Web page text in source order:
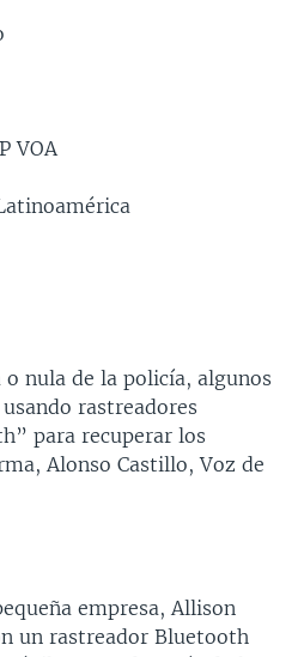
VOA
nula de la policía, algunos
rastreadores
para recuperar los
Alonso Castillo, Voz de
empresa, Allison
un rastreador Bluetooth